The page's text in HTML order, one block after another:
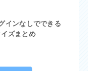
インなしでできる
ズまとめ